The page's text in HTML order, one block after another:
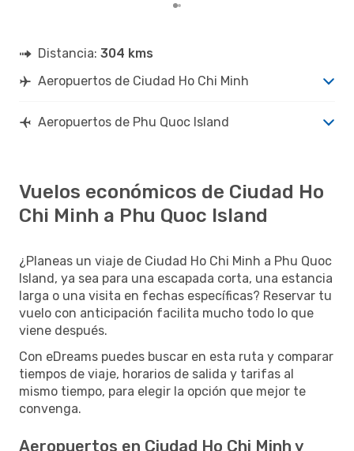
Distancia: 304 kms
Aeropuertos de Ciudad Ho Chi Minh
Aeropuertos de Phu Quoc Island
Vuelos económicos de Ciudad Ho
Chi Minh a Phu Quoc Island
¿Planeas un viaje de Ciudad Ho Chi Minh a Phu Quoc
Island, ya sea para una escapada corta, una estancia
larga o una visita en fechas específicas? Reservar tu
vuelo con anticipación facilita mucho todo lo que
viene después.
Con eDreams puedes buscar en esta ruta y comparar
tiempos de viaje, horarios de salida y tarifas al
mismo tiempo, para elegir la opción que mejor te
convenga.
Aeropuertos en Ciudad Ho Chi Minh y